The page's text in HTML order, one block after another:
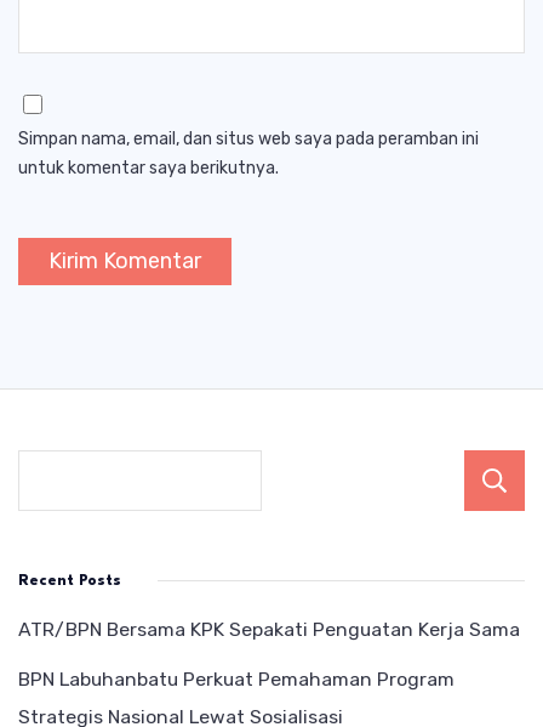
Simpan nama, email, dan situs web saya pada peramban ini
untuk komentar saya berikutnya.
Recent Posts
ATR/BPN Bersama KPK Sepakati Penguatan Kerja Sama
BPN Labuhanbatu Perkuat Pemahaman Program
Strategis Nasional Lewat Sosialisasi